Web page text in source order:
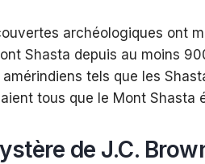
archéologiques ont
Shasta depuis au moins
amérindiens tels que les
tous que le Mont Shasta
de J.C.